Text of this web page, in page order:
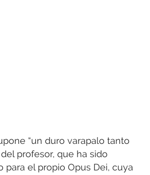
“un duro varapalo tanto
profesor, que ha sido
para el propio Opus Dei, cuya